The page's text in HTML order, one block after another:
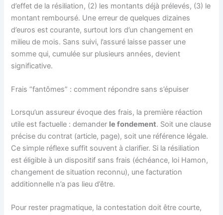
d’effet de la résiliation, (2) les montants déjà prélevés, (3) le
montant remboursé. Une erreur de quelques dizaines
d’euros est courante, surtout lors d’un changement en
milieu de mois. Sans suivi, l’assuré laisse passer une
somme qui, cumulée sur plusieurs années, devient
significative.
Frais “fantômes” : comment répondre sans s’épuiser
Lorsqu’un assureur évoque des frais, la première réaction
utile est factuelle : demander le fondement. Soit une clause
précise du contrat (article, page), soit une référence légale.
Ce simple réflexe suffit souvent à clarifier. Si la résiliation
est éligible à un dispositif sans frais (échéance, loi Hamon,
changement de situation reconnu), une facturation
additionnelle n’a pas lieu d’être.
Pour rester pragmatique, la contestation doit être courte,